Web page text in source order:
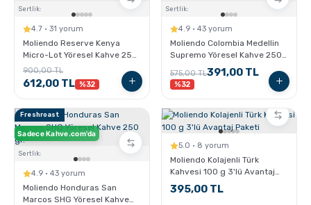
Sertlik:
4.7 · 31 yorum
Moliendo Reserve Kenya
Micro-Lot Yöresel Kahve 250
gr.
900,00 TL
612,00 TL %32
Sertlik:
4.9 · 43 yorum
Moliendo Colombia Medellin
Supremo Yöresel Kahve 250
575,00 TL391,00 TL
%32
Freshroast
Sertlik:
Sadece Kahve.com'da
4.9 · 43 yorum
Moliendo Honduras San
Marcos SHG Yöresel Kahve
5.0 · 8 yorum
Moliendo Kolajenli Türk
Kahvesi 100 g 3'lü Avantaj
Paketi
395,00 TL